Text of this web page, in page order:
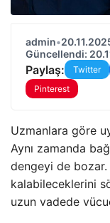
admin•
Güncellendi:
Paylaş: Twitter
Pinterest
Uzmanlara göre
Aynı zamanda
dengeyi de bozar.
kalabileceklerini
uzun vadede